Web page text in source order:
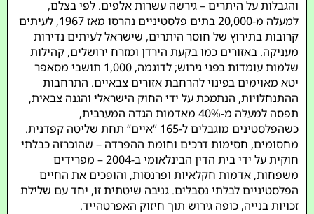
והגבלות על היתרים – גירשה עשרות אלפים. לפי בצלם,
למעלה מ-20,000 בתים פלסטיניים נהרסו מאז 1967, לעיתים
קרובות בתירוץ של חוסר היתרים, שישראל לעיתים נדירות
מעניקה. באזורים כמו בקעת הירדן ומזרח ירושלים, קהילות
שלמות עומדות בפני גירוש; לדוגמה, 1,000 תושבי מסאפר
יטא מאוימים בפינוי להרחבת אזורים צבאיים. התרחבות
ההתנחלויות, הנתמכת על ידי החוק הישראלי והגנה צבאית,
תפסה למעלה מ-40% מאדמות הגדה המערבית,
כשהפלסטינים מוגבלים ל-165 “איים” תחת שליטה קפדנית.
מחסומים, חסימות דרכים וחומת ההפרדה – שהוכרזה כבלתי
חוקית על ידי בית הדין הבינלאומי ב-2004 – מפרידים
משפחות, אדמות חקלאיות ופרנסות, והופכים את החיים
הפלסטיניים לבלתי נסבלים. גניבה שיטתית זו, יחד עם שלילת
זכויות בנייה, כופה גירוש תוך חיזוק האפרטהייד.